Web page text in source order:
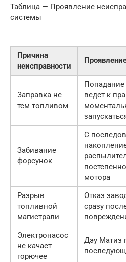
Таблица — Проявление
системы
Причина
неисправности
Заправка не
тем топливом
Попадание
ведет к
Забивание
форсунок
С
мотора
Разрыв
топливной
магистрали
Отказ
сразу
Электронасос
не качает
горючее
Дэу Матиз